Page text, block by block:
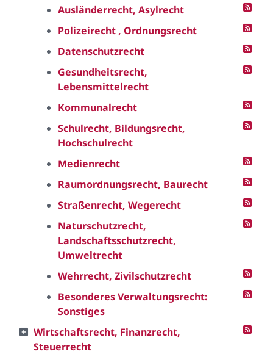
Ausländerrecht, Asylrecht
Polizeirecht , Ordnungsrecht
Datenschutzrecht
Gesundheitsrecht,
Lebensmittelrecht
Kommunalrecht
Schulrecht, Bildungsrecht,
Hochschulrecht
Medienrecht
Raumordnungsrecht, Baurecht
Straßenrecht, Wegerecht
Naturschutzrecht,
Landschaftsschutzrecht,
Umweltrecht
Wehrrecht, Zivilschutzrecht
Besonderes Verwaltungsrecht:
Sonstiges
Wirtschaftsrecht, Finanzrecht,
Steuerrecht